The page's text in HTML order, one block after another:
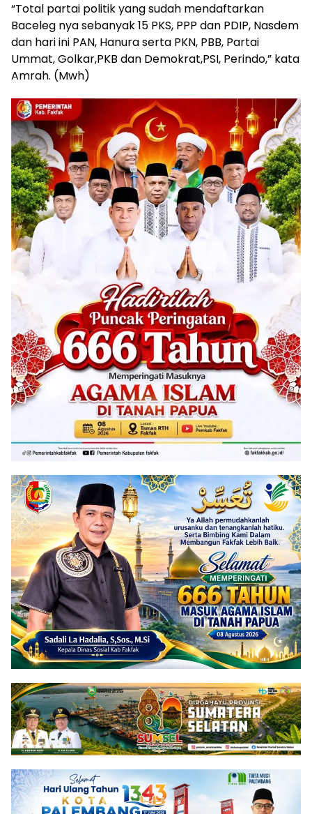
“Total partai politik yang sudah mendaftarkan
Baceleg nya sebanyak 15 PKS, PPP dan PDIP, Nasdem
dan hari ini PAN, Hanura serta PKN, PBB, Partai
Ummat, Golkar,PKB dan Demokrat,PSI, Perindo,” kata
Amrah. (Mwh)